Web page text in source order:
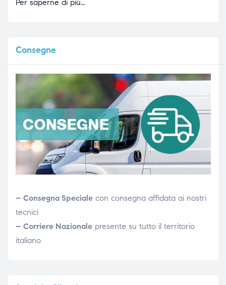
Per saperne di più…
Consegne
– Consegna Specialecon consegna affidata ai nostri
tecnici
– Corriere Nazionalepresente su tutto il territorio
italiano